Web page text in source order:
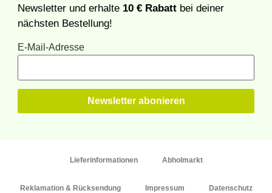
Newsletter und erhalte 10 € Rabatt bei deiner
nächsten Bestellung!
E-Mail-Adresse
Lieferinformationen Abholmarkt
Reklamation & Rücksendung Impressum Datenschutz